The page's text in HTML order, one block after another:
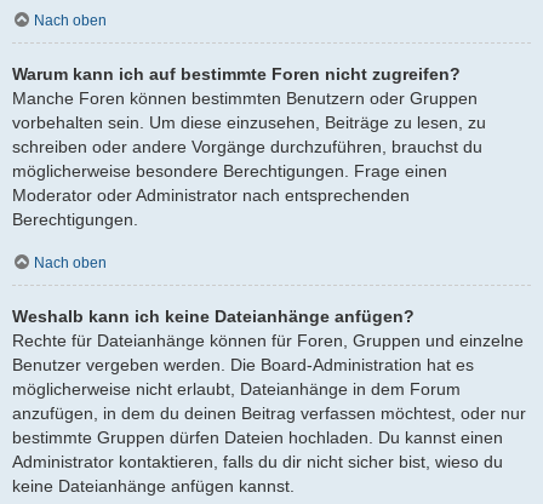
Nach oben
Warum kann ich auf bestimmte Foren nicht zugreifen?
Manche Foren können bestimmten Benutzern oder Gruppen
vorbehalten sein. Um diese einzusehen, Beiträge zu lesen, zu
schreiben oder andere Vorgänge durchzuführen, brauchst du
möglicherweise besondere Berechtigungen. Frage einen
Moderator oder Administrator nach entsprechenden
Berechtigungen.
Nach oben
Weshalb kann ich keine Dateianhänge anfügen?
Rechte für Dateianhänge können für Foren, Gruppen und einzelne
Benutzer vergeben werden. Die Board-Administration hat es
möglicherweise nicht erlaubt, Dateianhänge in dem Forum
anzufügen, in dem du deinen Beitrag verfassen möchtest, oder nur
bestimmte Gruppen dürfen Dateien hochladen. Du kannst einen
Administrator kontaktieren, falls du dir nicht sicher bist, wieso du
keine Dateianhänge anfügen kannst.